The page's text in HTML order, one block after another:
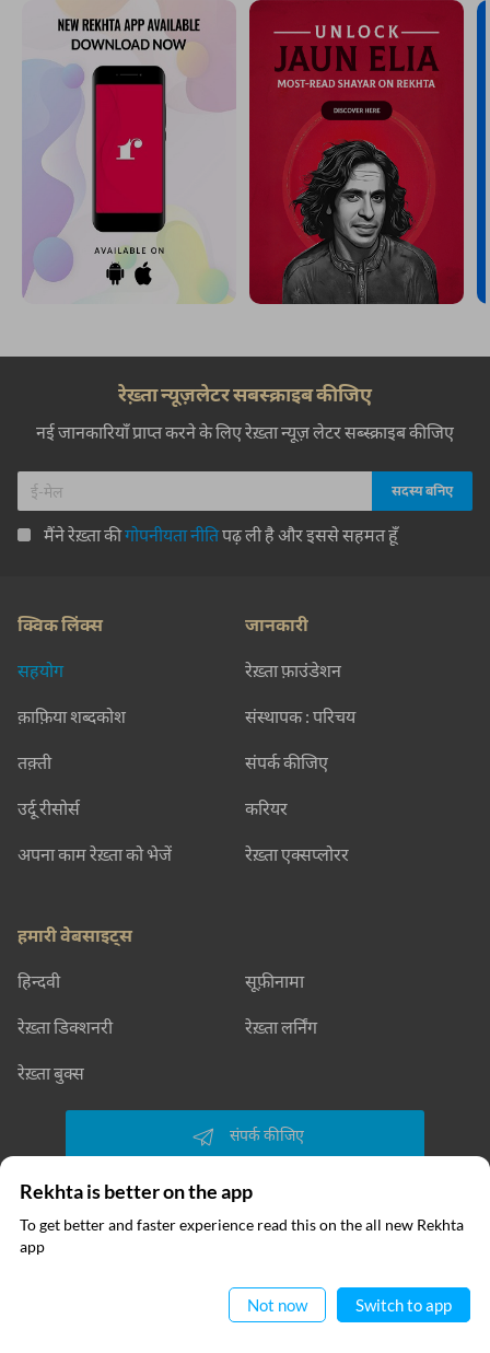
रेख़्ता न्यूज़लेटर सबस्क्राइब कीजिए
नई जानकारियाँ प्राप्त करने के लिए रेख़्ता न्यूज़ लेटर सब्स्क्राइब कीजिए
मैंने रेख़्ता कीगोपनीयता नीतिपढ़ ली है और इससे सहमत हूँ
क्विक लिंक्स
सहयोग
क़ाफ़िया शब्दकोश
तक़्ती
उर्दू रीसोर्स
अपना काम रेख़्ता को भेजें
जानकारी
रेख़्ता फ़ाउंडेशन
संस्थापक : परिचय
संपर्क कीजिए
करियर
रेख़्ता एक्सप्लोरर
हमारी वेबसाइट्स
हिन्दवी सूफ़ीनामा
रेख़्ता डिक्शनरी रेख़्ता लर्निंग
रेख़्ता बुक्स
संपर्क कीजिए
फॉलो कीजिए
Rekhta is better on the app
To get better and faster experience read this on the all new Rekhta
app
Not now Switch to app